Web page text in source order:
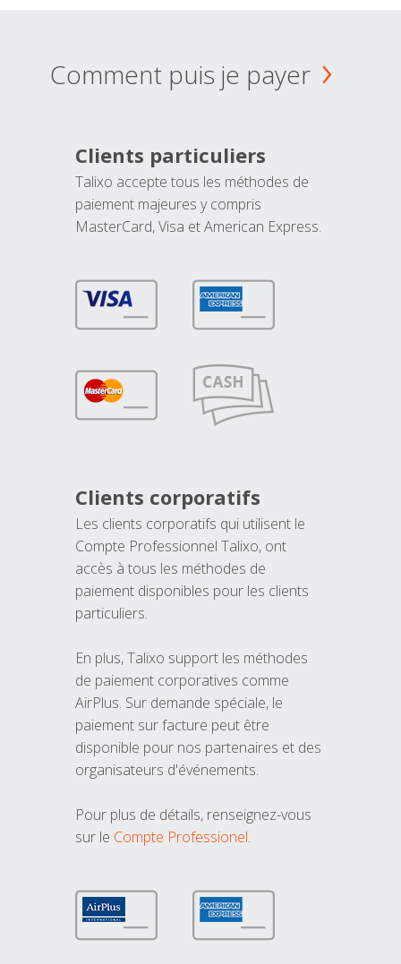
Comment puis je payer
Clients particuliers
Talixo accepte tous les méthodes de
paiement majeures y compris
MasterCard, Visa et American Express.
Clients corporatifs
Les clients corporatifs qui utilisent le
Compte Professionnel Talixo, ont
accès à tous les méthodes de
paiement disponibles pour les clients
particuliers.
En plus, Talixo support les méthodes
de paiement corporatives comme
AirPlus. Sur demande spéciale, le
paiement sur facture peut être
disponible pour nos partenaires et des
organisateurs d'événements.
Pour plus de détails, renseignez-vous
sur le Compte Professionel.